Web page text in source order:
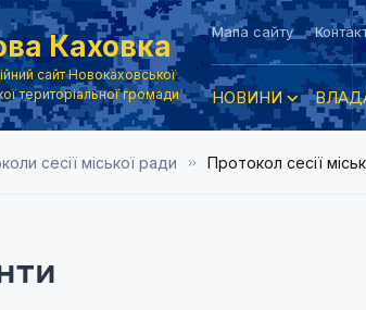
Каховка
сайт Новокаховської
територіальної громади
Мапа сайту
НОВИНИ
сесії міської ради Протокол сесії